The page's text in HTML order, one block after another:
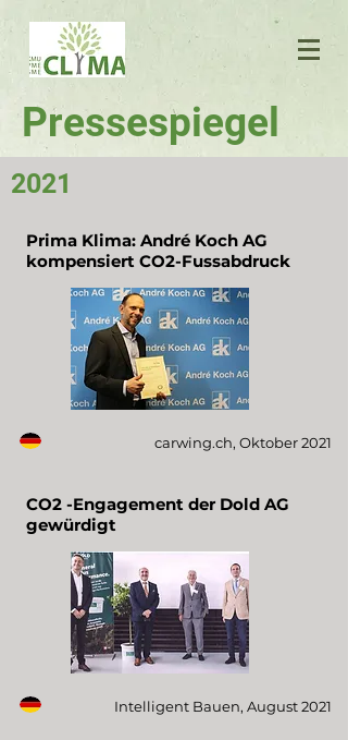
Pressespiegel
2021
Prima Klima: André Koch AG
kompensiert CO2-Fussabdruck
carwing.ch, Oktober 2021
CO2 -Engagement der Dold AG
gewürdigt
Intelligent Bauen, August 2021